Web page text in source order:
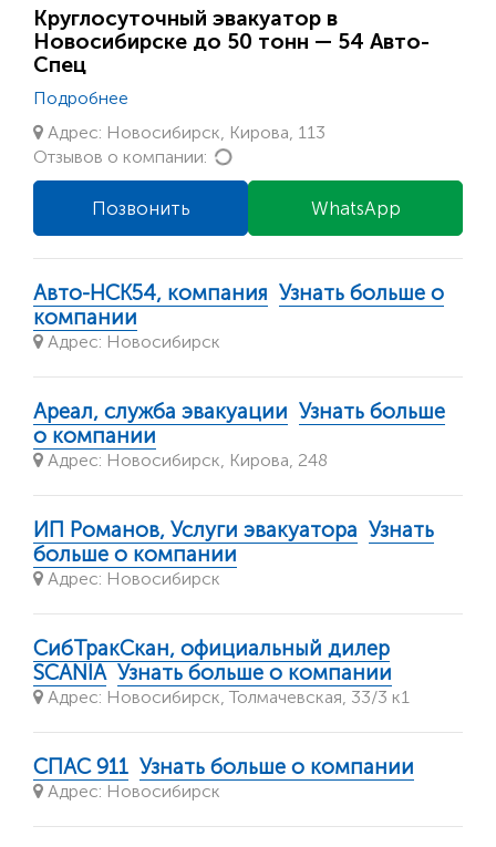
Круглосуточный эвакуатор в
Новосибирске до 50 тонн — 54 Авто-
Спец
Подробнее
Адрес: Новосибирск, Кирова, 113
Отзывов о компании:
WhatsApp
Позвонить
Авто-НСК54, компания Узнать больше о
компании
Адрес: Новосибирск
Ареал, служба эвакуации Узнать больше
о компании
Адрес: Новосибирск, Кирова, 248
ИП Романов, Услуги эвакуатора Узнать
больше о компании
Адрес: Новосибирск
СибТракСкан, официальный дилер
SСANIA Узнать больше о компании
Адрес: Новосибирск, Толмачевская, 33/3 к1
СПАС 911 Узнать больше о компании
Адрес: Новосибирск